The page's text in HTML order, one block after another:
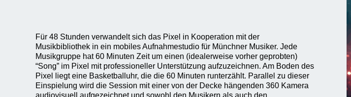
Für 48 Stunden verwandelt sich das Pixel in Kooperation mit der
Musikbibliothek in ein mobiles Aufnahmestudio für Münchner Musiker. Jede
Musikgruppe hat 60 Minuten Zeit um einen (idealerweise vorher geprobten)
“Song” im Pixel mit professioneller Unterstützung aufzuzeichnen. Am Boden des
Pixel liegt eine Basketballuhr, die die 60 Minuten runterzählt. Parallel zu dieser
Einspielung wird die Session mit einer von der Decke hängenden 360 Kamera
audiovisuell aufgezeichnet und sowohl den Musikern als auch den